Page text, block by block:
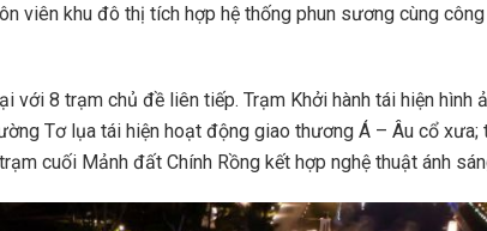
khu đô thị tích hợp hệ thống phun sương cùng công
8 trạm chủ đề liên tiếp. Trạm Khởi hành tái hiện hình
Tơ lụa tái hiện hoạt động giao thương Á – Âu cổ
cuối Mảnh đất Chính Rồng kết hợp nghệ thuật ánh